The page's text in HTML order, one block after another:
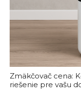
Zmäkčovač cena:
riešenie pre vašu